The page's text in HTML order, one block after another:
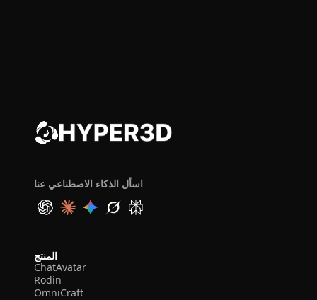
اسأل الذكاء الاصطناعي عنا
المنتج
ChatAvatar
Rodin
OmniCraft